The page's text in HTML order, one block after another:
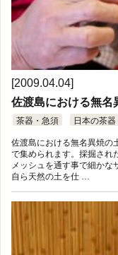
[2009.04.04]
佐渡島における無名
茶器・急須 日本の茶器
佐渡島における無名異焼の
で集められます。採掘され
メッシュを通す事で細かな
自ら天然の土を仕 …